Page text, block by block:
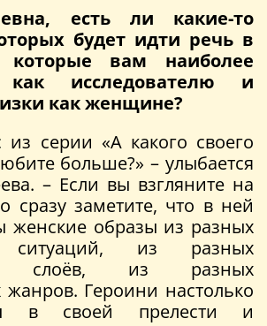
есть ли какие-то
будет идти речь в
которые вам наиболее
как исследователю и
как женщине?
из серии «А какого своего
больше?» – улыбается
– Если вы взгляните на
сразу заметите, что в ней
женские образы из разных
ситуаций, из разных
слоёв, из разных
Героини настолько
в своей прелести и